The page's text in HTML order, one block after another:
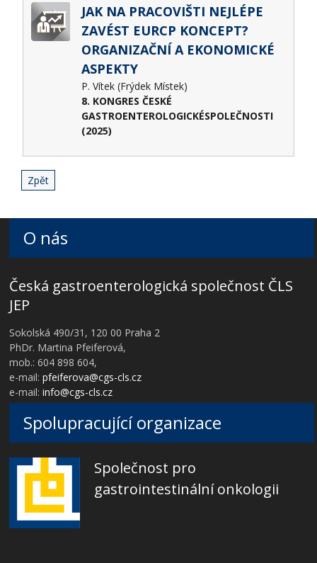
JAK NA PRACOVIŠTI NEJLÉPE
ZAVÉST EURCP KONCEPT?
ORGANIZAČNÍ A EKONOMICKÉ
ASPEKTY
P. Vítek (Frýdek Místek)
8. KONGRES ČESKÉ
GASTROENTEROLOGICKÉSPOLEČNOSTI
(2025)
Zpět
O nás
Česká gastroenterologická společnost ČLS
JEP
Sokolská 490/31, 120 00 Praha 2
PhDr. Martina Pfeiferová,
mob.: 604 898 604,
e-mail:pfeiferova@cgs-cls.cz
e-mail:info@cgs-cls.cz
Spolupracující organizace
Společnost pro
gastrointestinální onkologii